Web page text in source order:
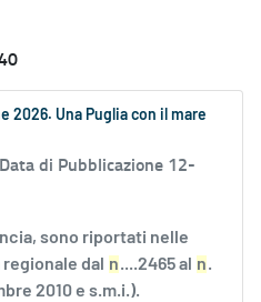
2026. Una Puglia con il mare
Data di Pubblicazione 12-
sono riportati nelle
dal n....2465 al n.
2010 e s.m.i.).